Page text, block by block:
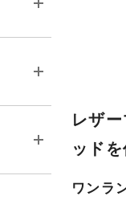
レザ
ッドを
ワンラ